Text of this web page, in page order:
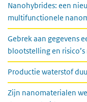
Nanohybrides: een
multifunctionele
Gebrek aan gegevens
blootstelling en
Productie waterstof
Zijn nanomaterialen